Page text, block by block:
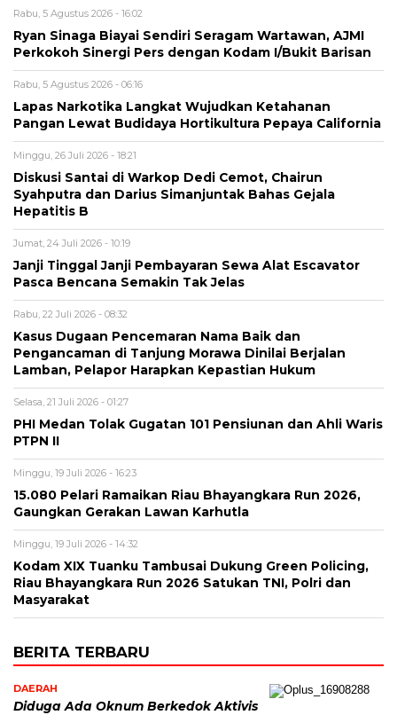
Rabu, 5 Agustus 2026 - 16:02
Ryan Sinaga Biayai Sendiri Seragam Wartawan, AJMI
Perkokoh Sinergi Pers dengan Kodam I/Bukit Barisan
Rabu, 5 Agustus 2026 - 06:16
Lapas Narkotika Langkat Wujudkan Ketahanan
Pangan Lewat Budidaya Hortikultura Pepaya California
Minggu, 26 Juli 2026 - 18:21
Diskusi Santai di Warkop Dedi Cemot, Chairun
Syahputra dan Darius Simanjuntak Bahas Gejala
Hepatitis B
Jumat, 24 Juli 2026 - 10:19
Janji Tinggal Janji Pembayaran Sewa Alat Escavator
Pasca Bencana Semakin Tak Jelas
Rabu, 22 Juli 2026 - 08:32
Kasus Dugaan Pencemaran Nama Baik dan
Pengancaman di Tanjung Morawa Dinilai Berjalan
Lamban, Pelapor Harapkan Kepastian Hukum
Selasa, 21 Juli 2026 - 01:27
PHI Medan Tolak Gugatan 101 Pensiunan dan Ahli Waris
PTPN II
Minggu, 19 Juli 2026 - 16:23
15.080 Pelari Ramaikan Riau Bhayangkara Run 2026,
Gaungkan Gerakan Lawan Karhutla
Minggu, 19 Juli 2026 - 14:32
Kodam XIX Tuanku Tambusai Dukung Green Policing,
Riau Bhayangkara Run 2026 Satukan TNI, Polri dan
Masyarakat
BERITA TERBARU
DAERAH
Diduga Ada Oknum Berkedok Aktivis